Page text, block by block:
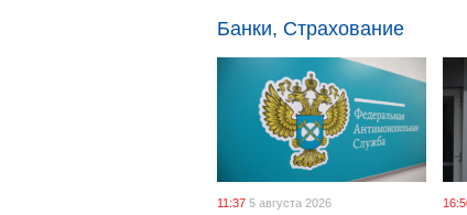
Банки, Страхование
11:37 5 августа 2026